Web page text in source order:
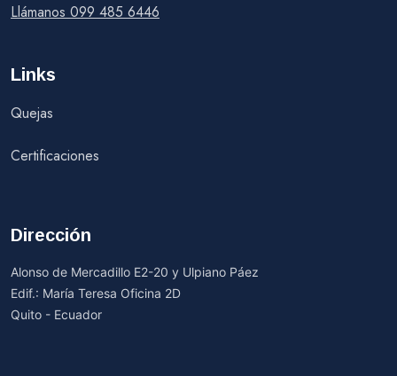
Llámanos 099 485 6446
Links
Quejas
Certificaciones
Dirección
Alonso de Mercadillo E2-20 y Ulpiano Páez
Edif.: María Teresa Oficina 2D
Quito - Ecuador